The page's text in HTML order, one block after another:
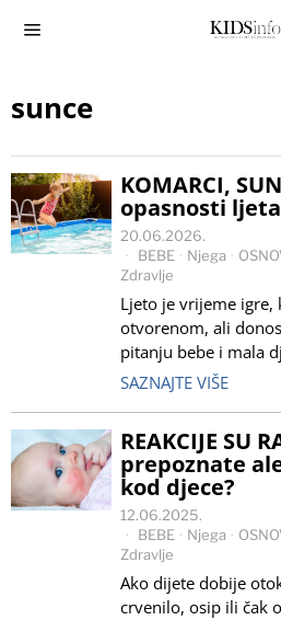
sunce
KOMARCI,
opasnosti
20.06.2026.
BEBE · Njega ·
Zdravlje
Ljeto je vrijeme igre,
otvorenom, ali
pitanju bebe i mala
SAZNAJTE VIŠE
REAKCIJE SU
prepoznate
kod djece?
12.06.2025.
BEBE · Njega ·
Zdravlje
Ako dijete dobije
crvenilo, osip ili čak